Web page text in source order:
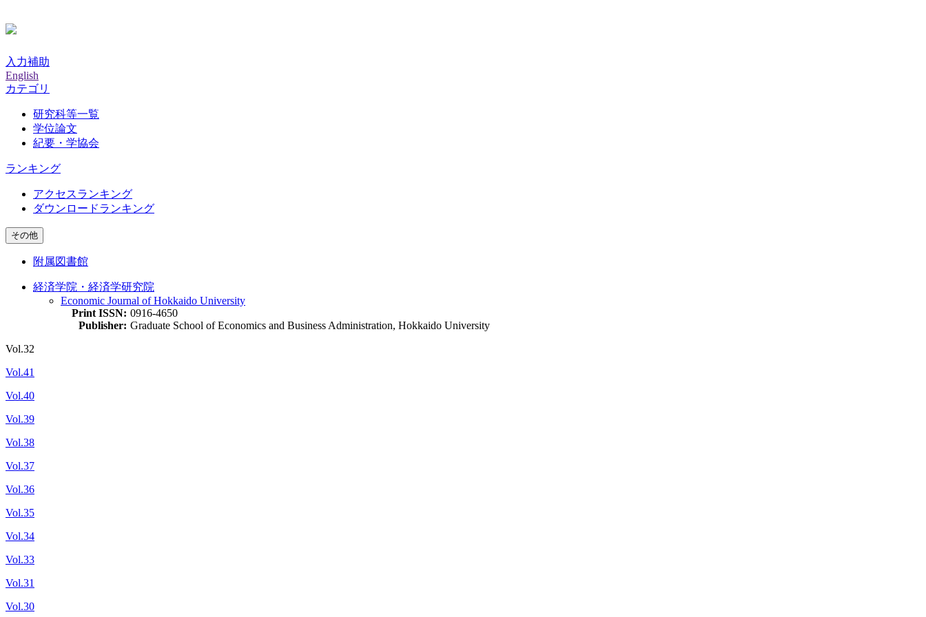
入力補助
English
カテゴリ
研究科等一覧
学位論文
紀要・学協会
ランキング
アクセスランキング
ダウンロードランキング
その他
附属図書館
経済学院・経済学研究院
Economic Journal of Hokkaido University
Print ISSN: 0916-4650
Publisher: Graduate School of Economics and Business Administration, Hokkaido University
Vol.32
Vol.41
Vol.40
Vol.39
Vol.38
Vol.37
Vol.36
Vol.35
Vol.34
Vol.33
Vol.31
Vol.30